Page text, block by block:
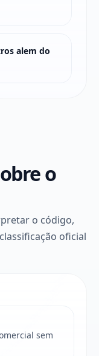
alem do
o
o código,
oficial
sem